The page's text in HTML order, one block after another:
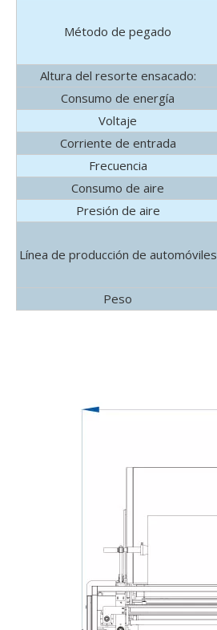
Método de pegado
Altura del resorte ensacado:
Consumo de energía
Voltaje
Corriente de entrada
Frecuencia
Consumo de aire
Presión de aire
Línea de producción de automóviles
Peso